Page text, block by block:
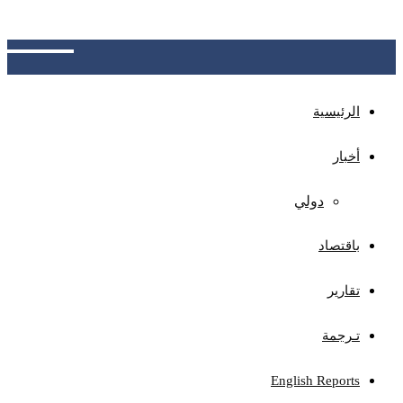
الرئيسية
أخبار
دولي
باقتصاد
تقارير
تـرجمة
English Reports